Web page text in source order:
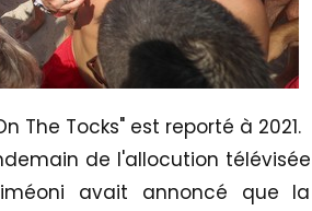
The Tocks" est reporté à 2021.
de l'allocution télévisée
avait annoncé que la